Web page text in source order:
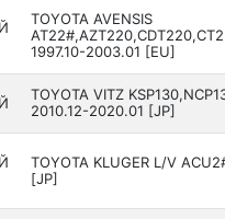
TOYOTA AVENSIS
1997.10-2003.01 [EU]
TOYOTA VITZ
2010.12-2020.01 [JP]
TOYOTA KLUGER L/V
[JP]